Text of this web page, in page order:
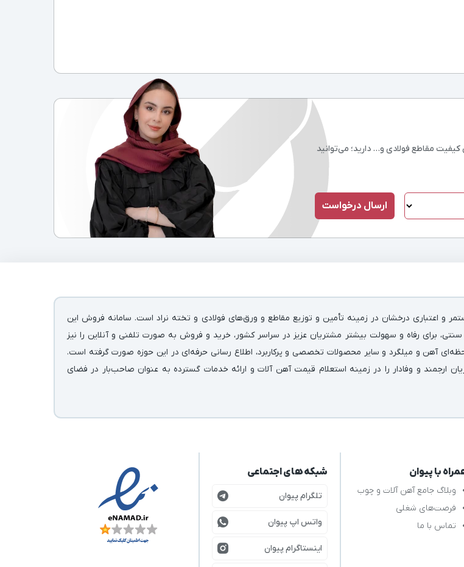
مقاطع فولادی و… دارید؛ می‌توانید
و اعتباری درخشان در زمینه‌ تأمین و توزیع مقاطع و ورق‌های فولادی و تخته نراد است. سامانه فروش این
برای رفاه و سهولت بیشتر مشتریان عزیز در سراسر کشور، خرید و فروش به صورت تلفنی و آنلاین را نیز
آهن و میلگرد و سایر محصولات تخصصی و پرکاربرد، اطلاع رسانی حرفه‌ای در این حوزه صورت گرفته است.
ارجمند و وفادار را در زمینه استعلام قیمت آهن آلات و ارائه خدمات گسترده به عنوان صاحب‌بار در فضای
با پیوان
وبلاگ جامع آهن آلات و چوب
فرصت‌های شغلی
تماس با ما
شبکه های اجتماعی
تلگرام پیوان
واتس اپ پیوان
اینستاگرام پیوان